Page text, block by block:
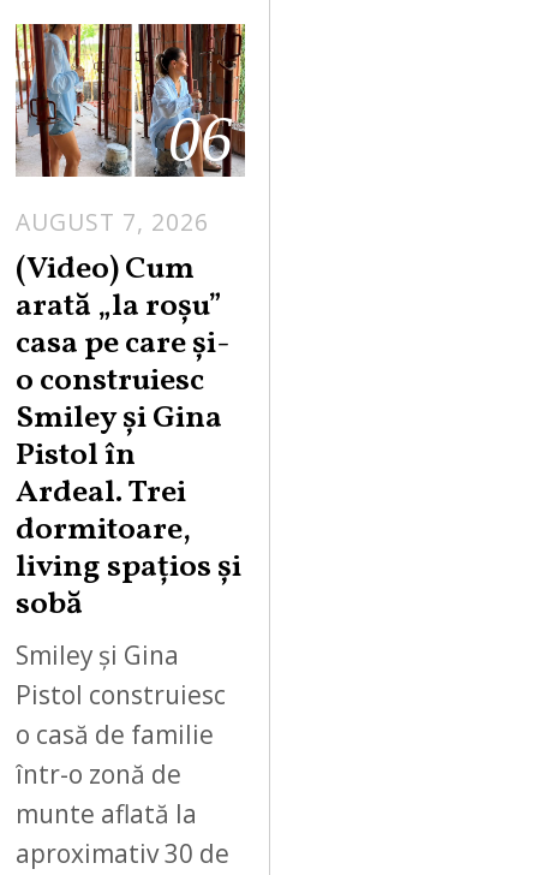
06
AUGUST 7, 2026
(Video) Cum
arată „la roşu”
casa pe care şi-
o construiesc
Smiley şi Gina
Pistol în
Ardeal. Trei
dormitoare,
living spațios și
sobă
Smiley și Gina
Pistol construiesc
o casă de familie
într-o zonă de
munte aflată la
aproximativ 30 de